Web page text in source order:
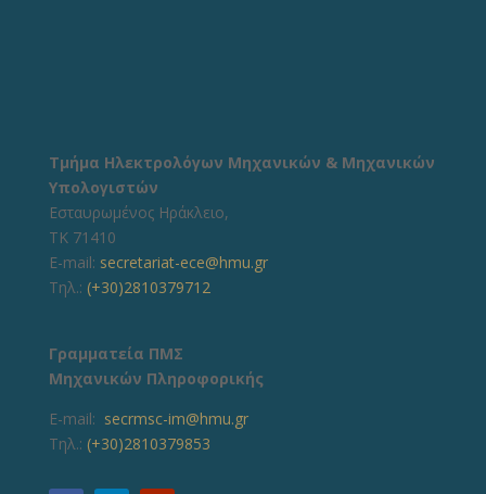
Τμήμα Ηλεκτρολόγων Μηχανικών & Μηχανικών
Υπολογιστών
Εσταυρωμένος Ηράκλειο,
ΤΚ 71410
E-mail: secretariat-ece@hmu.gr
Τηλ.: (+30)2810379712
Γραμματεία ΠΜΣ
Μηχανικών Πληροφορικής
E-mail: secrmsc-im@hmu.gr
Τηλ.: (+30)2810379853